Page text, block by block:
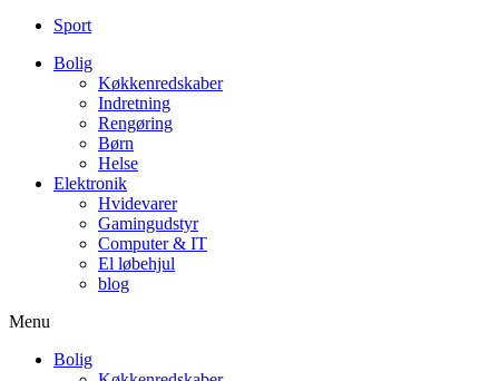
Sport
Bolig
Køkkenredskaber
Indretning
Rengøring
Børn
Helse
Elektronik
Hvidevarer
Gamingudstyr
Computer & IT
El løbehjul
blog
Menu
Bolig